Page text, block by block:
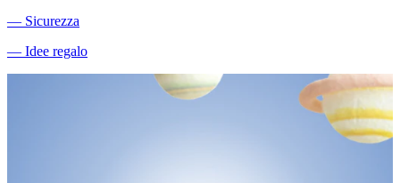
― Sicurezza
― Idee regalo